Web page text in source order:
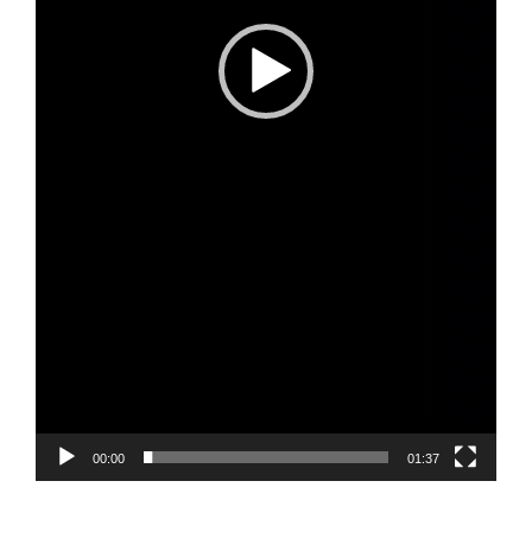
00:00 01:37